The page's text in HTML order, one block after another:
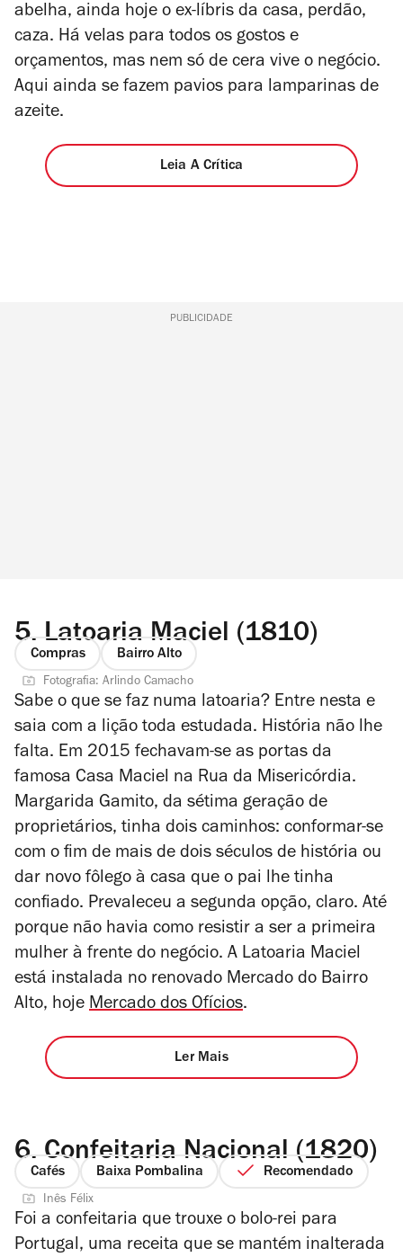
abelha, ainda hoje o ex-líbris da casa, perdão,
caza. Há velas para todos os gostos e
orçamentos, mas nem só de cera vive o negócio.
Aqui ainda se fazem pavios para lamparinas de
azeite.
Leia A Crítica
PUBLICIDADE
5. Latoaria Maciel (1810)
Compras Bairro Alto
Fotografia: Arlindo Camacho
Sabe o que se faz numa latoaria? Entre nesta e
saia com a lição toda estudada. História não lhe
falta. Em 2015 fechavam-se as portas da
famosa Casa Maciel na Rua da Misericórdia.
Margarida Gamito, da sétima geração de
proprietários, tinha dois caminhos: conformar-se
com o fim de mais de dois séculos de história ou
dar novo fôlego à casa que o pai lhe tinha
confiado. Prevaleceu a segunda opção, claro. Até
porque não havia como resistir a ser a primeira
mulher à frente do negócio. A Latoaria Maciel
está instalada no renovado Mercado do Bairro
Alto, hoje Mercado dos Ofícios.
Ler Mais
6. Confeitaria Nacional (1820)
Cafés Baixa Pombalina Recomendado
Inês Félix
Foi a confeitaria que trouxe o bolo-rei para
Portugal, uma receita que se mantém inalterada